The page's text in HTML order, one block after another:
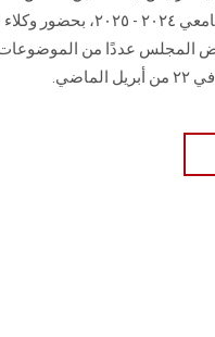
والطلاب للعام الجامعي
المجلس عددًا من